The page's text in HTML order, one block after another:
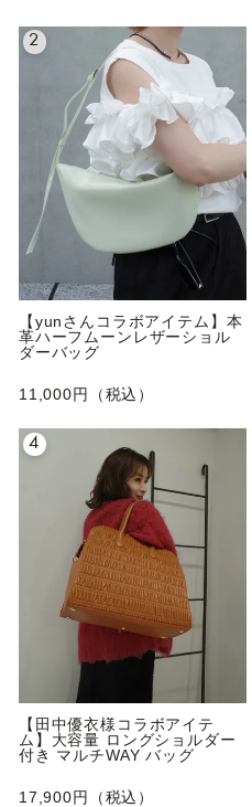
2
【yunさんコラボアイテム】本
革ハーフムーンレザーショル
ダーバッグ
11,000円（税込）
4
【田中優衣様コラボアイテ
ム】大容量 ロングショルダー
付き マルチWAY バッグ
17,900円（税込）